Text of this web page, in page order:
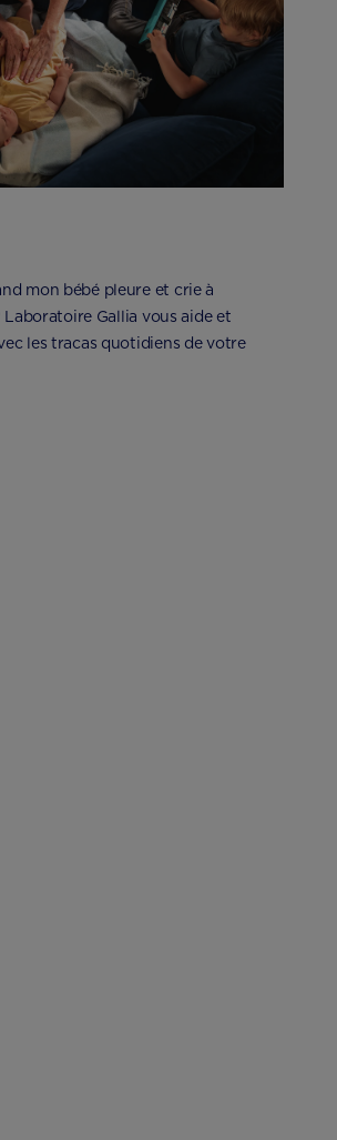
mon bébé pleure et crie à
Laboratoire Gallia vous aide et
les tracas quotidiens de votre